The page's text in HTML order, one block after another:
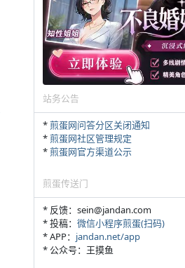
站务公告
*煎蛋网问答分区关闭通知
*煎蛋网社区管理规定
*煎蛋网官方渠道公示
煎蛋传送门
* 反馈：sein@jandan.com
* 投稿： 微信小程序煎蛋(扫码)
* APP： jandan.net/app
* 公众号：王摸鱼